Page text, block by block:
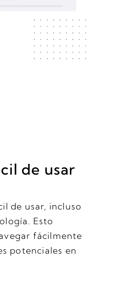
de usar
de usar, incluso
Esto
fácilmente
potenciales en